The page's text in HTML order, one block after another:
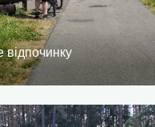
відпочинку